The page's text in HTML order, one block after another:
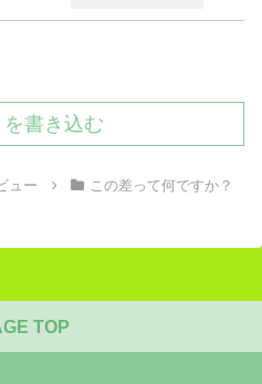
を書き込む
ュー この差って何ですか？
TOP